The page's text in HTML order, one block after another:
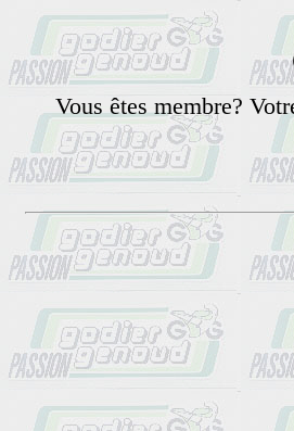
Vous êtes membre?